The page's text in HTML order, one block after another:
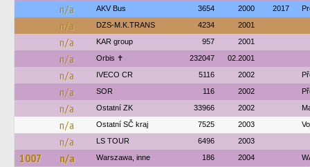
n/a AKV Bus 3654 2000 2017
n/a DZS-M.K.TRANS 4234 2001
n/a KAR group 957 2001
n/a Orbis ✝ 232047 02.2001
n/a IVECO CR 5116 2002
n/a SOR 116 2002
n/a Ostatní ZK 33966 2002
n/a Ostatní SČ kraj 7525 2003
n/a LS TOUR 6496 2003
1007 n/a Warszawa, inne 186 2004